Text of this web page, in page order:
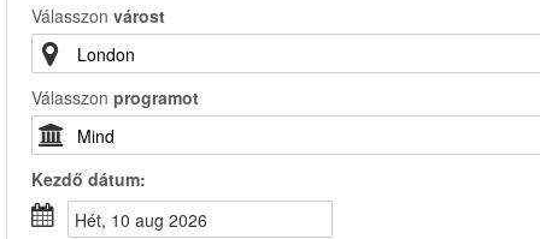
Válasszon várost
Válasszon programot
Kezdő dátum:
hét, 10 aug 2026